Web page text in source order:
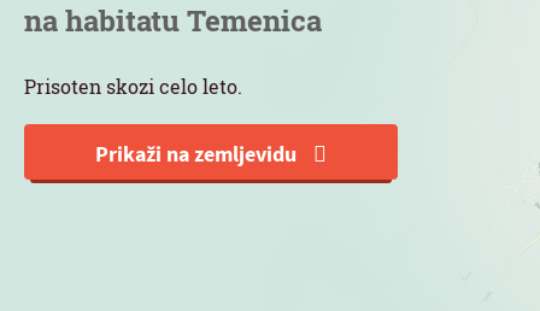
na habitatu Temenica
Prisoten skozi celo leto.
Prikaži na zemljevidu